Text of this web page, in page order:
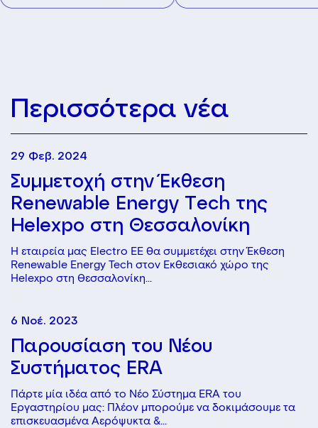
Περισσότερα νέα
29 Φεβ. 2024
Συμμετοχή στην Έκθεση
Renewable Energy Tech της
Helexpo στη Θεσσαλονίκη
Η εταιρεία μας Electro EE θα συμμετέχει στην Έκθεση
Renewable Energy Tech στον Εκθεσιακό χώρο της
Helexpo στη Θεσσαλονίκη...
6 Νοέ. 2023
Παρουσίαση του Νέου
Συστήματος ERA
Πάρτε μία ιδέα από το Νέο Σύστημα ERA του
Εργαστηρίου μας: Πλέον μπορούμε να δοκιμάσουμε τα
επισκευασμένα Αερόψυκτα &...